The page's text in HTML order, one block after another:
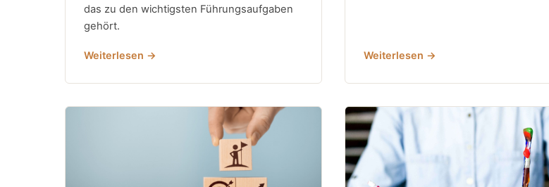
das zu den wichtigsten Führungsaufgaben
gehört.
Weiterlesen → Weiterlesen →